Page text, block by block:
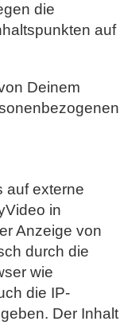
die
auf
Deinem
auf externe
in
Anzeige von
durch die
wie
die IP-
Der Inhalt